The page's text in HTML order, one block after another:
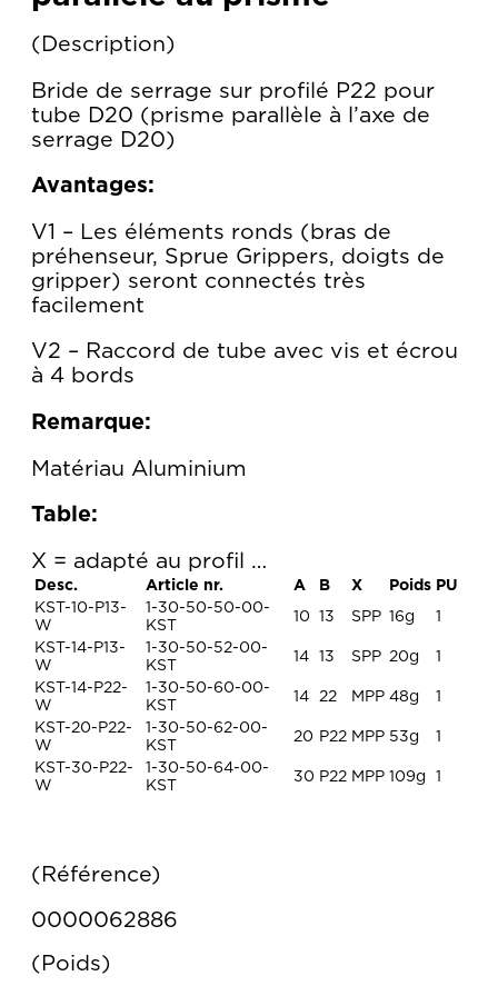
Description
Bride de serrage sur profilé P22 pour
tube D20 (prisme parallèle à l’axe de
serrage D20)
Avantages:
V1 – Les éléments ronds (bras de
préhenseur, Sprue Grippers, doigts de
gripper) seront connectés très
facilement
V2 – Raccord de tube avec vis et écrou
à 4 bords
Remarque:
Matériau Aluminium
Table:
X = adapté au profil …
Desc. Article nr. A B X Poids PU
KST-10-P13-
W
1-30-50-50-00-
KST
10 13 SPP 16g
1
KST-14-P13-
W
1-30-50-52-00-
KST
14 13 SPP 20g
1
KST-14-P22-
W
1-30-50-60-00-
KST
14 22 MPP 48g
1
KST-20-P22-
W
1-30-50-62-00-
KST
20 P22 MPP 53g
1
KST-30-P22-
W
1-30-50-64-00-
KST
30 P22 MPP 109g 1
Référence
0000062886
Poids